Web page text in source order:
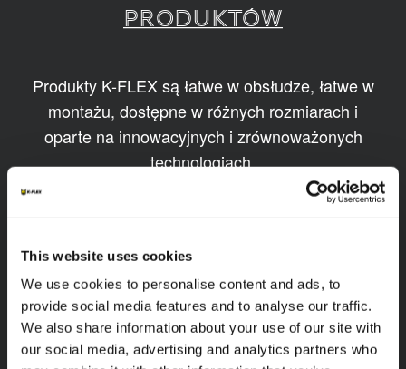
This website uses cookies
We use cookies to personalise content and ads, to
provide social media features and to analyse our traffic.
We also share information about your use of our site with
our social media, advertising and analytics partners who
PRODUKTÓW
Produkty K-FLEX są łatwe w obsłudze, łatwe w
montażu, dostępne w różnych rozmiarach i
oparte na innowacyjnych i zrównoważonych
technologiach.
1/11